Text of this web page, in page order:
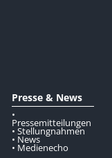
Presse & News
•
Pressemitteilungen
• Stellungnahmen
• News
• Medienecho